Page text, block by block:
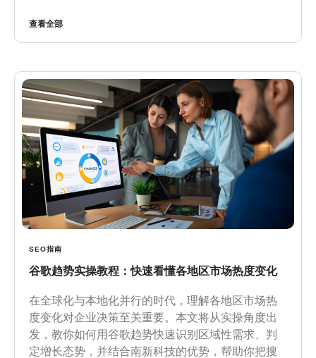
查看全部
SEO指南
谷歌趋势实操教程：快速看懂各地区市场热度变化
在全球化与本地化并行的时代，理解各地区市场热
度变化对企业决策至关重要。本文将从实操角度出
发，教你如何用谷歌趋势快速识别区域性需求、判
定增长态势，并结合南新科技的优势，帮助你把搜